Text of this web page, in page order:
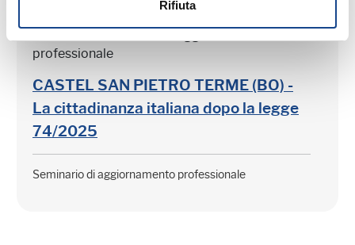
Rifiuta
professionale
CASTEL SAN PIETRO TERME (BO) -
La cittadinanza italiana dopo la legge
74/2025
Seminario di aggiornamento professionale